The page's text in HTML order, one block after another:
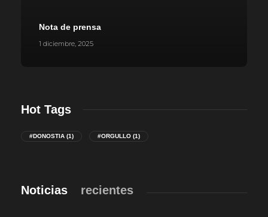
Nota de prensa
1 diciembre, 2025
Hot Tags
#DONOSTIA (1) #ORGULLO (1)
Noticias recientes